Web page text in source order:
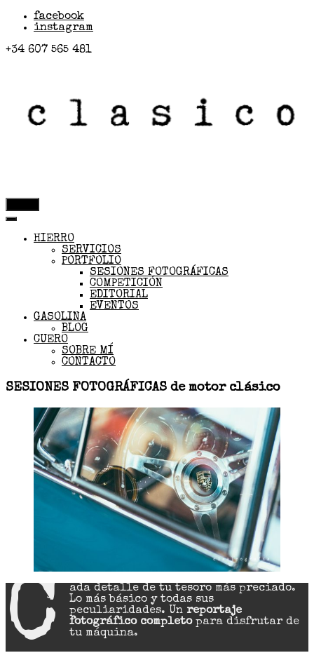
facebook
instagram
+34 607 565 481
HIERRO
SERVICIOS
PORTFOLIO
SESIONES FOTOGRÁFICAS
COMPETICIÓN
EDITORIAL
EVENTOS
GASOLINA
BLOG
CUERO
SOBRE MÍ
CONTACTO
SESIONES FOTOGRÁFICAS de motor clásico
C
ada detalle de tu tesoro más preciado.
Lo más básico y todas sus
peculiaridades. Un reportaje
fotográfico completopara disfrutar de
tu máquina.